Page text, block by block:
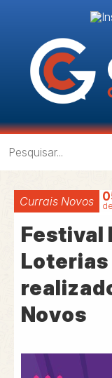
Currais Novos
Festival
Loterias
Novos